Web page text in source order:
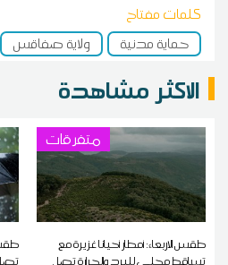
كلمات مفتاح
حماية مدنية
ولاية صفاقس
الاكثر مشاهدة
متفرقات
طقس الاربعاء: أمطار أحيانا غزيرة مع
تساقط محلي للبرد والحرارة تصل
طقس
تصل